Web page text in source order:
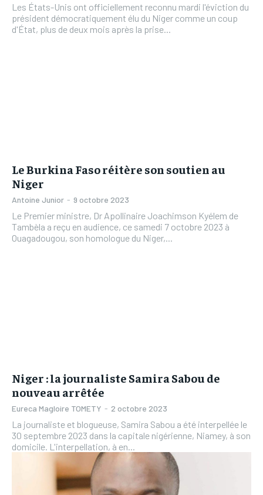
Les États-Unis ont officiellement reconnu mardi l'éviction du
président démocratiquement élu du Niger comme un coup
d'État, plus de deux mois après la prise...
Le Burkina Faso réitère son soutien au
Niger
Antoine Junior - 9 octobre 2023
Le Premier ministre, Dr Apollinaire Joachimson Kyélem de
Tambèla a reçu en audience, ce samedi 7 octobre 2023 à
Ouagadougou, son homologue du Niger,...
Niger : la journaliste Samira Sabou de
nouveau arrêtée
Eureca Magloire TOMETY - 2 octobre 2023
La journaliste et blogueuse, Samira Sabou a été interpellée le
30 septembre 2023 dans la capitale nigérienne, Niamey, à son
domicile. L'interpellation, à en...